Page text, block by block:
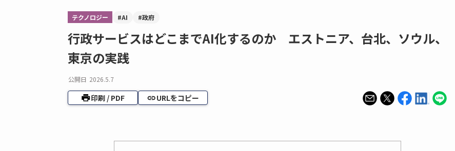
テクノロジー #AI #政府
行政サービスはどこまでAI化するのか エストニア、台北、ソウル、
東京の実践
公開日 2026.5.7
印刷 / PDF URLをコピー